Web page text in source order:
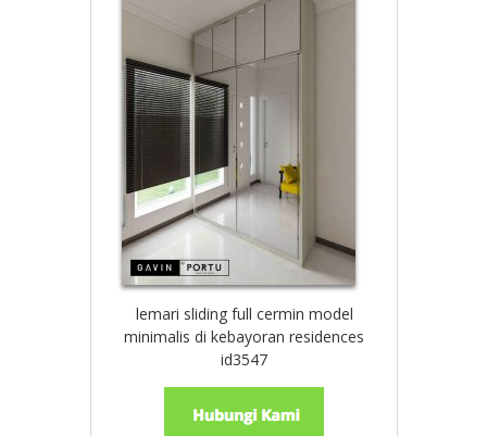
lemari sliding full cermin model
minimalis di kebayoran residences
id3547